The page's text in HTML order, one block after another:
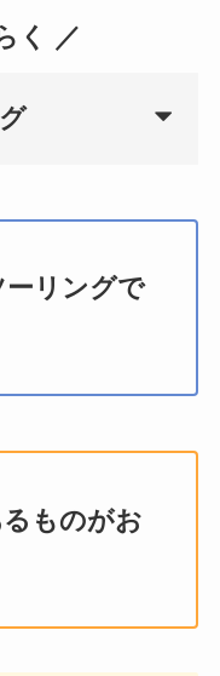
く ／
ーリングで
るものがお